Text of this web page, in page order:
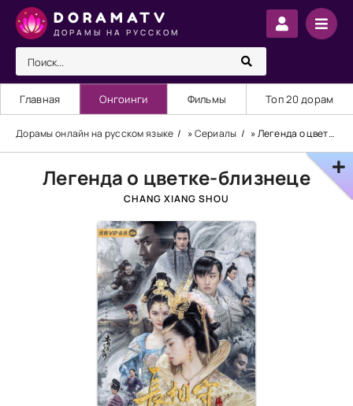
DORAMATV
ДОРАМЫ НА РУССКОМ
Главная Онгоинги Фильмы Топ 20 дорам
Дорамы онлайн на русском языке »Сериалы » Легенда о цветке-близнеце
Легенда о цветке-близнеце
CHANG XIANG SHOU